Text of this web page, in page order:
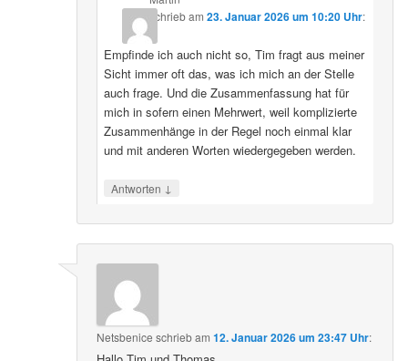
schriebam 23. Januar 2026 um 10:20 Uhr:
Empfinde ich auch nicht so, Tim fragt aus meiner
Sicht immer oft das, was ich mich an der Stelle
auch frage. Und die Zusammenfassung hat für
mich in sofern einen Mehrwert, weil komplizierte
Zusammenhänge in der Regel noch einmal klar
und mit anderen Worten wiedergegeben werden.
Antworten ↓
Netsbenice schriebam12. Januar 2026 um 23:47 Uhr: